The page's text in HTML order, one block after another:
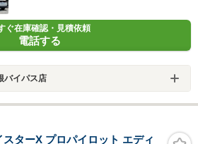
ぐ在庫確認・見積依頼
電話する
バイパス店
ターX プロパイロット エディ